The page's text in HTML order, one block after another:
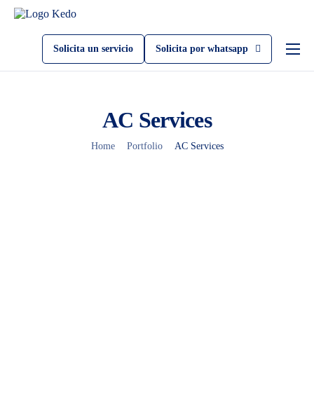
Servicios
Solicita un servicio Solicita por whatsapp
AC Services
Home Portfolio AC Services